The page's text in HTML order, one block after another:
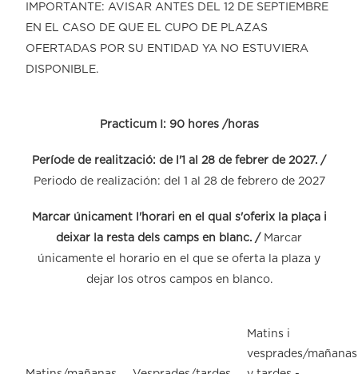
IMPORTANTE: AVISAR ANTES DEL 12 DE SEPTIEMBRE
EN EL CASO DE QUE EL CUPO DE PLAZAS
OFERTADAS POR SU ENTIDAD YA NO ESTUVIERA
DISPONIBLE.
Practicum I: 90 hores /horas
Període de realització: de l'1 al 28 de febrer de 2027. /
Periodo de realización: del 1 al 28 de febrero de 2027
Marcar únicament l'horari en el qual s'oferix la plaça i
deixar la resta dels camps en blanc. / Marcar
únicamente el horario en el que se oferta la plaza y
dejar los otros campos en blanco.
Matins i
vesprades/mañanas